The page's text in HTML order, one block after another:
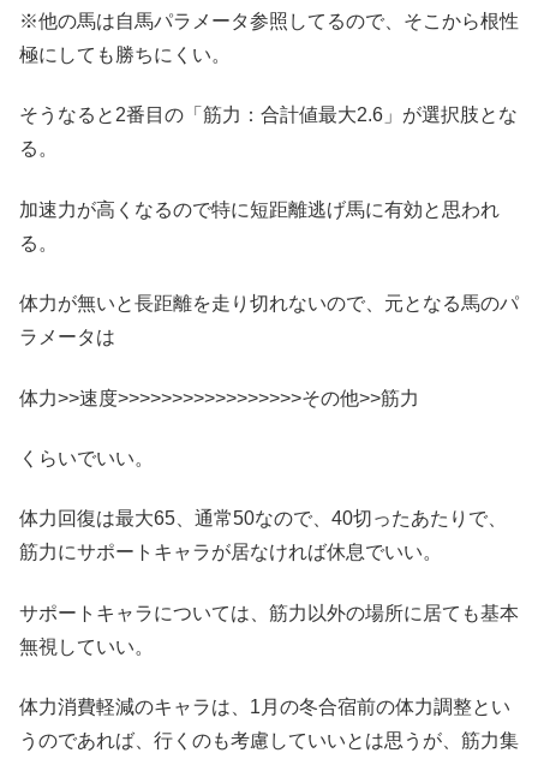
※他の馬は自馬パラメータ参照してるので、そこから根性
極にしても勝ちにくい。
そうなると2番目の「筋力：合計値最大2.6」が選択肢とな
る。
加速力が高くなるので特に短距離逃げ馬に有効と思われ
る。
体力が無いと長距離を走り切れないので、元となる馬のパ
ラメータは
体力>>速度>>>>>>>>>>>>>>>>>その他>>筋力
くらいでいい。
体力回復は最大65、通常50なので、40切ったあたりで、
筋力にサポートキャラが居なければ休息でいい。
サポートキャラについては、筋力以外の場所に居ても基本
無視していい。
体力消費軽減のキャラは、1月の冬合宿前の体力調整とい
うのであれば、行くのも考慮していいとは思うが、筋力集